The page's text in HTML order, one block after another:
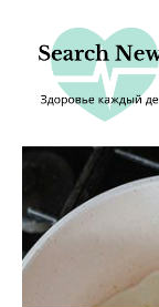
содержимому